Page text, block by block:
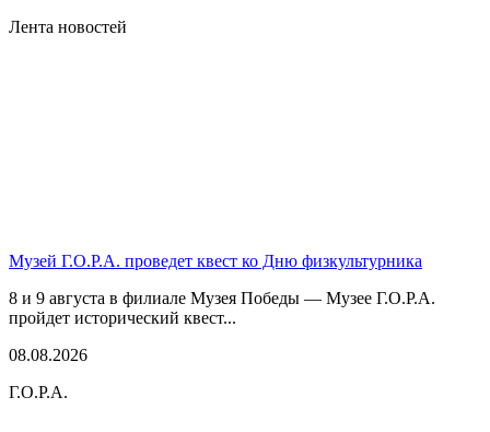
Лента новостей
Музей Г.О.Р.А. проведет квест ко Дню физкультурника
8 и 9 августа в филиале Музея Победы — Музее Г.О.Р.А.
пройдет исторический квест...
08.08.2026
Г.О.Р.А.